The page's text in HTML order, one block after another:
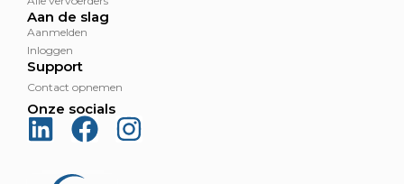
Aan de slag
Aanmelden
Inloggen
Support
Contact opnemen
Onze socials